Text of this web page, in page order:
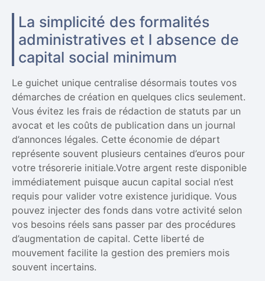
La simplicité des formalités
administratives et l absence de
capital social minimum
Le guichet unique centralise désormais toutes vos
démarches de création en quelques clics seulement.
Vous évitez les frais de rédaction de statuts par un
avocat et les coûts de publication dans un journal
d’annonces légales. Cette économie de départ
représente souvent plusieurs centaines d’euros pour
votre trésorerie initiale.Votre argent reste disponible
immédiatement puisque aucun capital social n’est
requis pour valider votre existence juridique. Vous
pouvez injecter des fonds dans votre activité selon
vos besoins réels sans passer par des procédures
d’augmentation de capital. Cette liberté de
mouvement facilite la gestion des premiers mois
souvent incertains.